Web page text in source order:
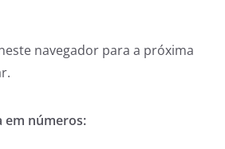
navegador para a próxima
em números: